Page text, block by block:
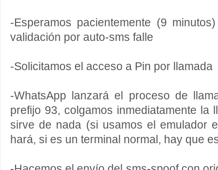
-Esperamos pacientemente (9
validación por auto-sms falle
-Solicitamos el acceso a Pin por llamada
-WhatsApp lanzará el proceso de
prefijo 93, colgamos inmediatamente la
sirve de nada (si usamos el emulador
hará, si es un terminal normal, hay que